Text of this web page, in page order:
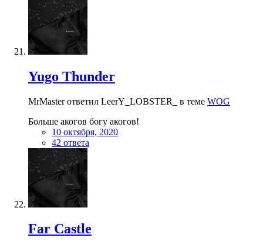
Yugo Thunder
MrMaster ответил LeerY_LOBSTER_ в теме WOG
Больше акогов богу акогов!
10 октября, 2020
42 ответа
Far Castle